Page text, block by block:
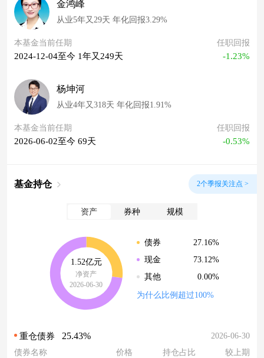
金鸿峰
从业5年又29天 年化回报3.29%
本基金当前任期
2024-12-04至今 1年又249天
任职回报
-1.23%
杨坤河
从业4年又318天 年化回报1.91%
本基金当前任期
2026-06-02至今 69天
任职回报
-0.53%
基金持仓 2个季报关注点 >
资产 券种 规模
1.52亿元
净资产
2026-06-30
债券
27.16%
现金
73.12%
其他
0.00%
为什么比例超过100%
重仓债券 25.43%
2026-06-30
债券名称
价格 持仓占比 较上期